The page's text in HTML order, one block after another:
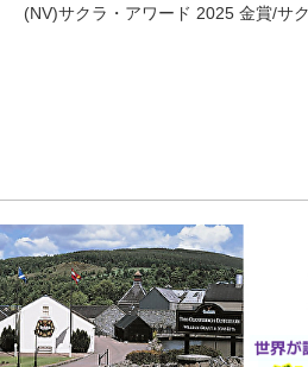
(NV)サクラ・アワード 2025 金賞/サ